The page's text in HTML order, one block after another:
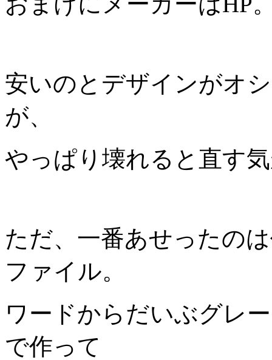
安いのとデザインがオ
が、
やっぱり壊れると直す
ただ、一番あせったの
ファイル。
ワードからだいぶグレ
で作って